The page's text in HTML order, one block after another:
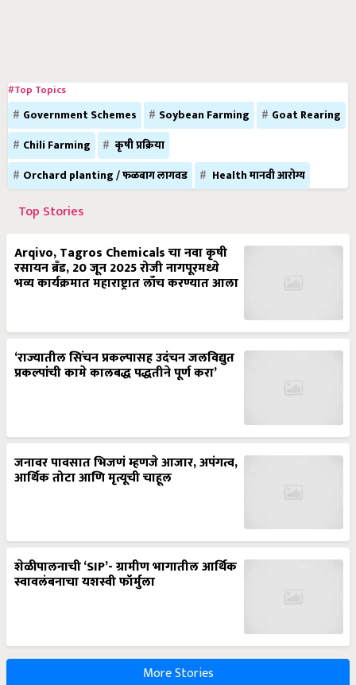
#Top Topics
Government Schemes Soybean Farming
Goat Rearing
Chili Farming
कृषी प्रक्रिया
Orchard planting / फळबाग लागवड
Health मानवी आरोग्य
Top Stories
Arqivo, Tagros Chemicals चा नवा कृषी
रसायन ब्रँड, 20 जून 2025 रोजी नागपूरमध्ये
भव्य कार्यक्रमात महाराष्ट्रात लाँच करण्यात आला
‘राज्यातील सिंचन प्रकल्पासह उदंचन जलविद्युत
प्रकल्पांची कामे कालबद्ध पद्धतीने पूर्ण करा’
जनावर पावसात भिजणं म्हणजे आजार, अपंगत्व,
आर्थिक तोटा आणि मृत्यूची चाहूल
शेळीपालनाची ‘SIP’- ग्रामीण भागातील आर्थिक
स्वावलंबनाचा यशस्वी फॉर्मुला
More Stories